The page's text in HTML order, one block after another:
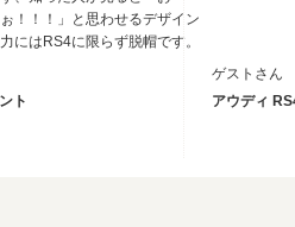
ぉ！！！」と思わせるデザイン
力にはRS4に限らず脱帽です。
ト
ゲストさん
アウディ